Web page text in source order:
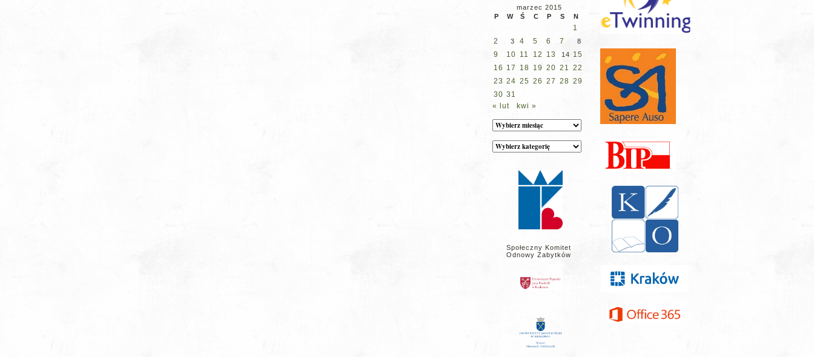
marzec 2015
P
W Ś C P S N
1
2
3 4 5 6 7 8
9 10 11 12 13 14 15
16 17 18 19 20 21 22
23 24 25 26 27 28 29
30 31
« lut
kwi »
Archiwum
Kategorie
wpisów
Społeczny Komitet
Odnowy Zabytków